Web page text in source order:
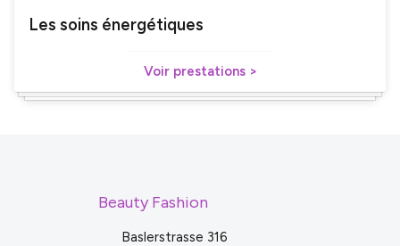
Les soins énergétiques
Voir prestations >
Beauty Fashion
Baslerstrasse 316